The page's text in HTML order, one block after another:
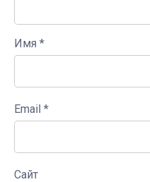
Имя *
Email *
Сайт